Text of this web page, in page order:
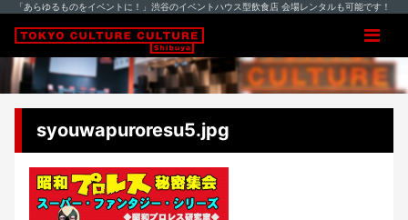
「あらゆるものをイベントに！」渋谷のイベントハウス型飲食店 会場レンタルも可能です！
syouwapuroresu5.jpg